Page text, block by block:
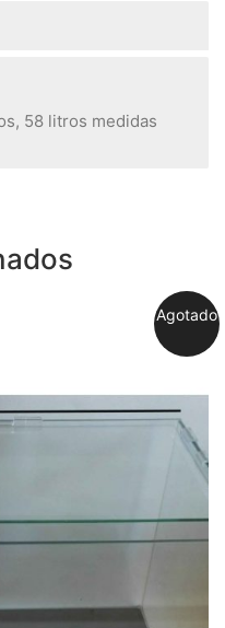
58 litros medidas
Agotado